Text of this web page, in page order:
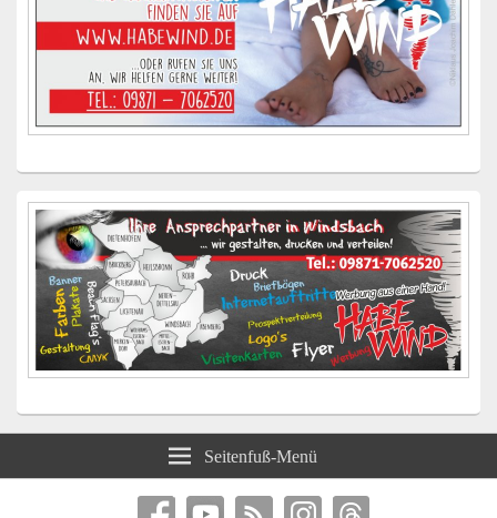
Seitenfuß-Menü